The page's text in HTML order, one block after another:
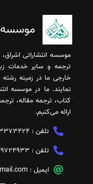
موسسه
موسسه انتشاراتی
ترجمه و سایر خدمات
خارجی ما در زمینه
نمایند. ما در موسسه
کتاب، ترجمه مقاله،
ارائه می‌کنیم.
تلفن :
تلفن :
ایمیل :